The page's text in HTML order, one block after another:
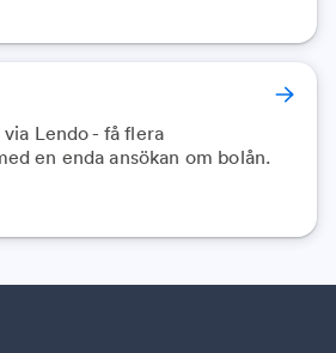
Lendo - få flera
en enda ansökan om bolån.